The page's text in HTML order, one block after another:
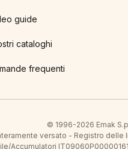
guide
cataloghi
frequenti
© 1996-2026 Emak
versato - Registro
Accumulatori